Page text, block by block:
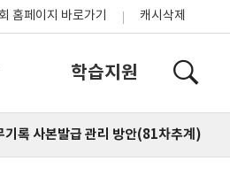
홈페이지 바로가기 캐시삭제
학습지원
기록 사본발급 관리 방안(81차추계)